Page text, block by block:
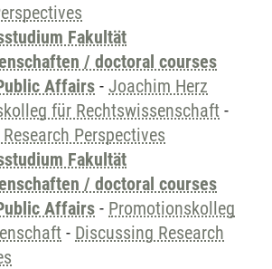
Fakultät
/ doctoral courses
Affairs - Joachim Herz
für Rechtswissenschaft -
Perspectives
Fakultät
/ doctoral courses
Affairs - Promotionskolleg
- Discussing Research